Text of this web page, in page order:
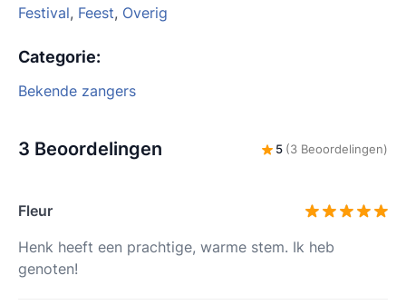
Festival, Feest, Overig
Categorie:
Bekende zangers
3 Beoordelingen 5 (3 Beoordelingen)
Fleur
Henk heeft een prachtige, warme stem. Ik heb
genoten!